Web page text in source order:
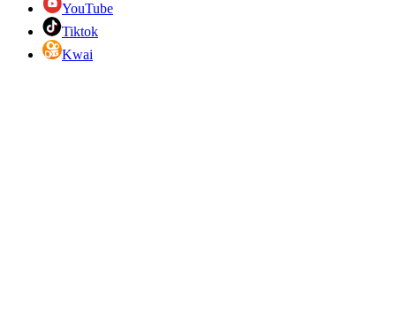
YouTube
Tiktok
Kwai